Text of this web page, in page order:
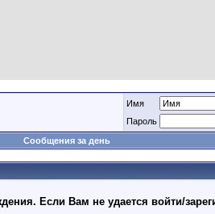
Имя
Пароль
Сообщения за день
Если Вам не удается войти/